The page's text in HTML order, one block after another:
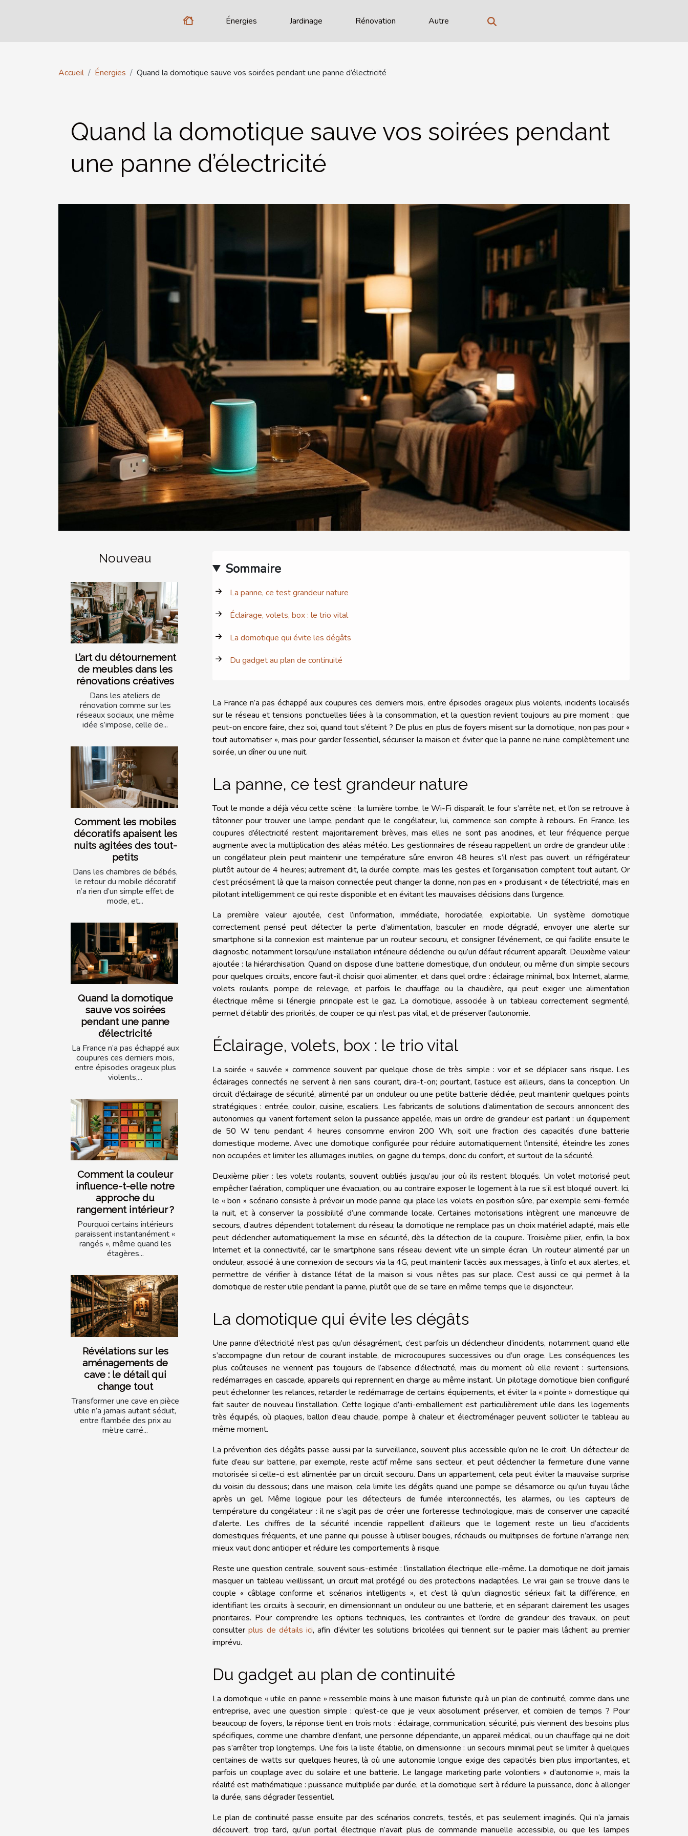
Énergies Jardinage Rénovation Autre
Accueil Énergies Quand la domotique sauve vos soirées pendant une panne d’électricité
Quand la domotique sauve vos soirées pendant
une panne d’électricité
Nouveau
L’art du détournement
de meubles dans les
rénovations créatives
Dans les ateliers de
rénovation comme sur les
réseaux sociaux, une même
idée s’impose, celle de...
Comment les mobiles
décoratifs apaisent les
nuits agitées des tout-
petits
Dans les chambres de bébés,
le retour du mobile décoratif
n’a rien d’un simple effet de
mode, et...
Quand la domotique
sauve vos soirées
pendant une panne
d’électricité
La France n’a pas échappé aux
coupures ces derniers mois,
entre épisodes orageux plus
violents,...
Comment la couleur
influence-t-elle notre
approche du
rangement intérieur ?
Pourquoi certains intérieurs
paraissent instantanément «
rangés », même quand les
étagères...
Révélations sur les
aménagements de
cave : le détail qui
change tout
Transformer une cave en pièce
utile n’a jamais autant séduit,
entre flambée des prix au
mètre carré...
Sommaire
La panne, ce test grandeur nature
Éclairage, volets, box : le trio vital
La domotique qui évite les dégâts
Du gadget au plan de continuité
La France n’a pas échappé aux coupures ces derniers mois, entre épisodes orageux plus violents, incidents localisés
sur le réseau et tensions ponctuelles liées à la consommation, et la question revient toujours au pire moment : que
peut-on encore faire, chez soi, quand tout s’éteint ? De plus en plus de foyers misent sur la domotique, non pas pour «
tout automatiser », mais pour garder l’essentiel, sécuriser la maison et éviter que la panne ne ruine complètement une
soirée, un dîner ou une nuit.
La panne, ce test grandeur nature
Tout le monde a déjà vécu cette scène : la lumière tombe, le Wi-Fi disparaît, le four s’arrête net, et l’on se retrouve à
tâtonner pour trouver une lampe, pendant que le congélateur, lui, commence son compte à rebours. En France, les
coupures d’électricité restent majoritairement brèves, mais elles ne sont pas anodines, et leur fréquence perçue
augmente avec la multiplication des aléas météo. Les gestionnaires de réseau rappellent un ordre de grandeur utile :
un congélateur plein peut maintenir une température sûre environ 48 heures s’il n’est pas ouvert, un réfrigérateur
plutôt autour de 4 heures; autrement dit, la durée compte, mais les gestes et l’organisation comptent tout autant. Or
c’est précisément là que la maison connectée peut changer la donne, non pas en « produisant » de l’électricité, mais en
pilotant intelligemment ce qui reste disponible et en évitant les mauvaises décisions dans l’urgence.
La première valeur ajoutée, c’est l’information, immédiate, horodatée, exploitable. Un système domotique
correctement pensé peut détecter la perte d’alimentation, basculer en mode dégradé, envoyer une alerte sur
smartphone si la connexion est maintenue par un routeur secouru, et consigner l’événement, ce qui facilite ensuite le
diagnostic, notamment lorsqu’une installation intérieure déclenche ou qu’un défaut récurrent apparaît. Deuxième valeur
ajoutée : la hiérarchisation. Quand on dispose d’une batterie domestique, d’un onduleur, ou même d’un simple secours
pour quelques circuits, encore faut-il choisir quoi alimenter, et dans quel ordre : éclairage minimal, box Internet, alarme,
volets roulants, pompe de relevage, et parfois le chauffage ou la chaudière, qui peut exiger une alimentation
électrique même si l’énergie principale est le gaz. La domotique, associée à un tableau correctement segmenté,
permet d’établir des priorités, de couper ce qui n’est pas vital, et de préserver l’autonomie.
Éclairage, volets, box : le trio vital
La soirée « sauvée » commence souvent par quelque chose de très simple : voir et se déplacer sans risque. Les
éclairages connectés ne servent à rien sans courant, dira-t-on; pourtant, l’astuce est ailleurs, dans la conception. Un
circuit d’éclairage de sécurité, alimenté par un onduleur ou une petite batterie dédiée, peut maintenir quelques points
stratégiques : entrée, couloir, cuisine, escaliers. Les fabricants de solutions d’alimentation de secours annoncent des
autonomies qui varient fortement selon la puissance appelée, mais un ordre de grandeur est parlant : un équipement
de 50 W tenu pendant 4 heures consomme environ 200 Wh, soit une fraction des capacités d’une batterie
domestique moderne. Avec une domotique configurée pour réduire automatiquement l’intensité, éteindre les zones
non occupées et limiter les allumages inutiles, on gagne du temps, donc du confort, et surtout de la sécurité.
Deuxième pilier : les volets roulants, souvent oubliés jusqu’au jour où ils restent bloqués. Un volet motorisé peut
empêcher l’aération, compliquer une évacuation, ou au contraire exposer le logement à la rue s’il est bloqué ouvert. Ici,
le « bon » scénario consiste à prévoir un mode panne qui place les volets en position sûre, par exemple semi-fermée
la nuit, et à conserver la possibilité d’une commande locale. Certaines motorisations intègrent une manœuvre de
secours, d’autres dépendent totalement du réseau; la domotique ne remplace pas un choix matériel adapté, mais elle
peut déclencher automatiquement la mise en sécurité, dès la détection de la coupure. Troisième pilier, enfin, la box
Internet et la connectivité, car le smartphone sans réseau devient vite un simple écran. Un routeur alimenté par un
onduleur, associé à une connexion de secours via la 4G, peut maintenir l’accès aux messages, à l’info et aux alertes, et
permettre de vérifier à distance l’état de la maison si vous n’êtes pas sur place. C’est aussi ce qui permet à la
domotique de rester utile pendant la panne, plutôt que de se taire en même temps que le disjoncteur.
La domotique qui évite les dégâts
Une panne d’électricité n’est pas qu’un désagrément, c’est parfois un déclencheur d’incidents, notamment quand elle
s’accompagne d’un retour de courant instable, de microcoupures successives ou d’un orage. Les conséquences les
plus coûteuses ne viennent pas toujours de l’absence d’électricité, mais du moment où elle revient : surtensions,
redémarrages en cascade, appareils qui reprennent en charge au même instant. Un pilotage domotique bien configuré
peut échelonner les relances, retarder le redémarrage de certains équipements, et éviter la « pointe » domestique qui
fait sauter de nouveau l’installation. Cette logique d’anti-emballement est particulièrement utile dans les logements
très équipés, où plaques, ballon d’eau chaude, pompe à chaleur et électroménager peuvent solliciter le tableau au
même moment.
La prévention des dégâts passe aussi par la surveillance, souvent plus accessible qu’on ne le croit. Un détecteur de
fuite d’eau sur batterie, par exemple, reste actif même sans secteur, et peut déclencher la fermeture d’une vanne
motorisée si celle-ci est alimentée par un circuit secouru. Dans un appartement, cela peut éviter la mauvaise surprise
du voisin du dessous; dans une maison, cela limite les dégâts quand une pompe se désamorce ou qu’un tuyau lâche
après un gel. Même logique pour les détecteurs de fumée interconnectés, les alarmes, ou les capteurs de
température du congélateur : il ne s’agit pas de créer une forteresse technologique, mais de conserver une capacité
d’alerte. Les chiffres de la sécurité incendie rappellent d’ailleurs que le logement reste un lieu d’accidents
domestiques fréquents, et une panne qui pousse à utiliser bougies, réchauds ou multiprises de fortune n’arrange rien;
mieux vaut donc anticiper et réduire les comportements à risque.
Reste une question centrale, souvent sous-estimée : l’installation électrique elle-même. La domotique ne doit jamais
masquer un tableau vieillissant, un circuit mal protégé ou des protections inadaptées. Le vrai gain se trouve dans le
couple « câblage conforme et scénarios intelligents », et c’est là qu’un diagnostic sérieux fait la différence, en
identifiant les circuits à secourir, en dimensionnant un onduleur ou une batterie, et en séparant clairement les usages
prioritaires. Pour comprendre les options techniques, les contraintes et l’ordre de grandeur des travaux, on peut
consulterplus de détails ici, afin d’éviter les solutions bricolées qui tiennent sur le papier mais lâchent au premier
imprévu.
Du gadget au plan de continuité
La domotique « utile en panne » ressemble moins à une maison futuriste qu’à un plan de continuité, comme dans une
entreprise, avec une question simple : qu’est-ce que je veux absolument préserver, et combien de temps ? Pour
beaucoup de foyers, la réponse tient en trois mots : éclairage, communication, sécurité, puis viennent des besoins plus
spécifiques, comme une chambre d’enfant, une personne dépendante, un appareil médical, ou un chauffage qui ne doit
pas s’arrêter trop longtemps. Une fois la liste établie, on dimensionne : un secours minimal peut se limiter à quelques
centaines de watts sur quelques heures, là où une autonomie longue exige des capacités bien plus importantes, et
parfois un couplage avec du solaire et une batterie. Le langage marketing parle volontiers « d’autonomie », mais la
réalité est mathématique : puissance multipliée par durée, et la domotique sert à réduire la puissance, donc à allonger
la durée, sans dégrader l’essentiel.
Le plan de continuité passe ensuite par des scénarios concrets, testés, et pas seulement imaginés. Qui n’a jamais
découvert, trop tard, qu’un portail électrique n’avait plus de commande manuelle accessible, ou que les lampes